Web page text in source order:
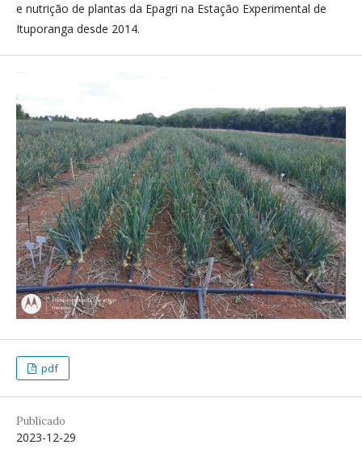
e nutrição de plantas da Epagri na Estação Experimental de
Ituporanga desde 2014.
pdf
Publicado
2023-12-29